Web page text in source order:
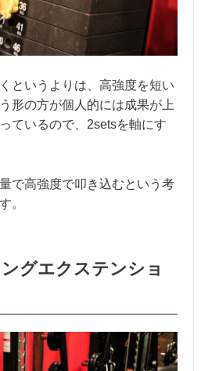
というよりは、高強度を短い
形の方が個人的には成果が上
ているので、2setsを軸にす
で高強度で叩き込むという考
。
グエクステンショ